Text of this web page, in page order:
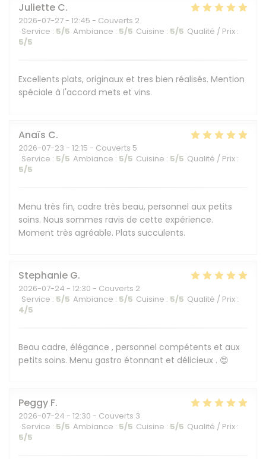
Juliette C
2026-07-27 - 12:45 - Couverts 2
Service : 5/5 Ambiance : 5/5 Cuisine : 5/5 Qualité / Prix :
5/5
Excellents plats, originaux et tres bien réalisés. Mention
spéciale à l'accord mets et vins.
Anaïs C
2026-07-23 - 12:15 - Couverts 5
Service : 5/5 Ambiance : 5/5 Cuisine : 5/5 Qualité / Prix :
5/5
Menu très fin, cadre très beau, personnel aux petits
soins. Nous sommes ravis de cette expérience.
Moment très agréable. Plats succulents.
Stephanie G
2026-07-24 - 12:30 - Couverts 2
Service : 5/5 Ambiance : 5/5 Cuisine : 5/5 Qualité / Prix :
4/5
Beau cadre, élégance , personnel compétents et aux
petits soins. Menu gastro étonnant et délicieux . 😍
Peggy F
2026-07-24 - 12:30 - Couverts 3
Service : 5/5 Ambiance : 5/5 Cuisine : 5/5 Qualité / Prix :
5/5